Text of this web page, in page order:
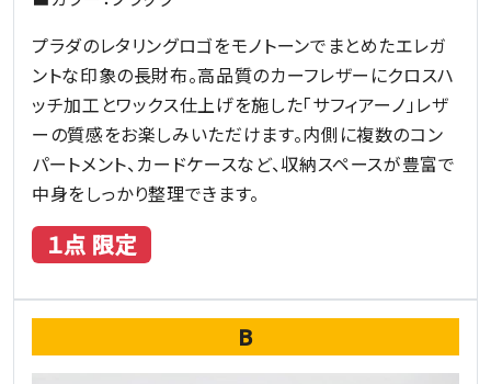
プラダのレタリングロゴをモノトーンでまとめたエレガ
ントな印象の長財布。高品質のカーフレザーにクロスハ
ッチ加工とワックス仕上げを施した「サフィアーノ」レザ
ーの質感をお楽しみいただけます。内側に複数のコン
パートメント、カードケースなど、収納スペースが豊富で
中身をしっかり整理できます。
１点 限定
B